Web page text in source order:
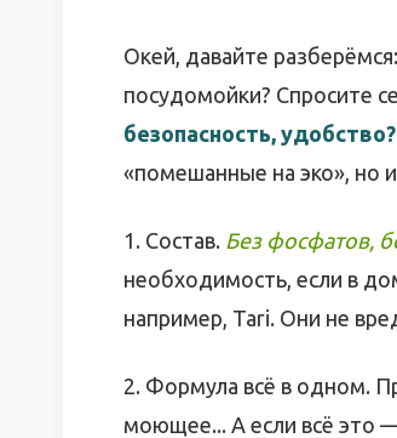
Окей, давайте
посудомойки? Спросите
безопасность, удобство?
«помешанные на эко», но
1. Состав. Без фосфатов,
необходимость, если в
например, Tari. Они не
2. Формула всё в одном.
моющее... А если всё это